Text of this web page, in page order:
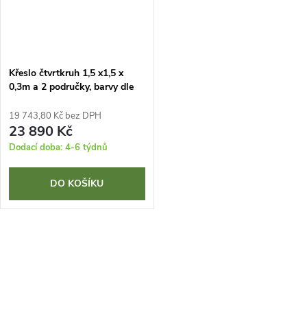
Křeslo čtvrtkruh 1,5 x1,5 x
0,3m a 2 područky, barvy dle
19 743,80 Kč bez DPH
23 890 Kč
Dodací doba: 4-6 týdnů
DO KOŠÍKU